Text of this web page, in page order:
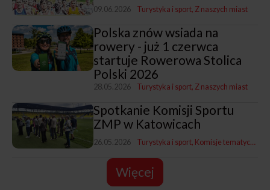
09.06.2026 Turystyka i sport Z naszych miast
Polska znów wsiada na
rowery - już 1 czerwca
startuje Rowerowa Stolica
Polski 2026
28.05.2026 Turystyka i sport Z naszych miast
Spotkanie Komisji Sportu
ZMP w Katowicach
26.05.2026 Turystyka i sport Komisje tematyczne ZMP
Więcej